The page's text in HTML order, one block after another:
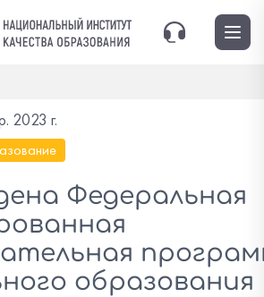
2023 г.
Федеральная
образования